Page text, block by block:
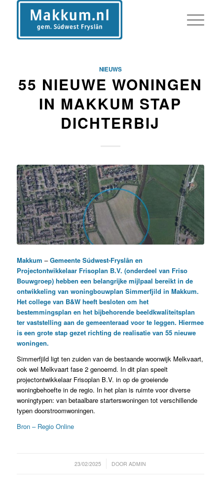
NIEUWS
55 NIEUWE WONINGEN
IN MAKKUM STAP
DICHTERBIJ
Makkum –Gemeente Súdwest-Fryslân en
Projectontwikkelaar Frisoplan B.V. (onderdeel van Friso
Bouwgroep) hebben een belangrijke mijlpaal bereikt in de
ontwikkeling van woningbouwplan Simmerfjild in Makkum.
Het college van B&W heeft besloten om het
bestemmingsplan en het bijbehorende beeldkwaliteitsplan
ter vaststelling aan de gemeenteraad voor te leggen. Hiermee
is een grote stap gezet richting de realisatie van 55 nieuwe
woningen.
Simmerfjild ligt ten zuiden van de bestaande woonwijk Melkvaart,
ook wel Melkvaart fase 2 genoemd. In dit plan speelt
projectontwikkelaar Frisoplan B.V. in op de groeiende
woningbehoefte in de regio. In het plan is ruimte voor diverse
woningtypen: van betaalbare starterswoningen tot verschillende
typen doorstroomwoningen.
Bron – Regio Online
23/02/2025
/ DOORADMIN